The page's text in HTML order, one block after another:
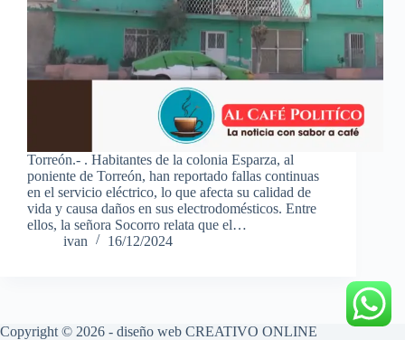
Torreón.- . Habitantes de la colonia Esparza, al
poniente de Torreón, han reportado fallas continuas
en el servicio eléctrico, lo que afecta su calidad de
vida y causa daños en sus electrodomésticos. Entre
ellos, la señora Socorro relata que el…
ivan
16/12/2024
Copyright © 2026 - diseño web CREATIVO ONLINE